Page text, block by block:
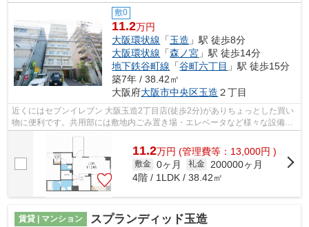
敷0
11.2万円
大阪環状線 「玉造 」駅 徒歩8分
大阪環状線 「森ノ宮 」駅 徒歩14分
地下鉄谷町線 「谷町六丁目 」駅 徒歩15分
築7年 / 38.42㎡
大阪府大阪市中央区玉造 ２丁目
近くにはセブンイレブン 大阪玉造2丁目店(徒歩2分)がありちょっとした買い
物に便利です。共用部には敷地内ごみ置き場・エレベータなど様々な設備や
11.2万円 (管理費等：13,000円 )
敷金 0ヶ月 礼金
200000ヶ月
4階 / 1LDK / 38.42㎡
賃貸 | マンション スプランディッド玉造